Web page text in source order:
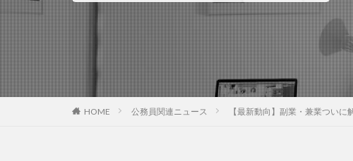
HOME 公務員関連ニュース 【最新動向】副業・兼業つい